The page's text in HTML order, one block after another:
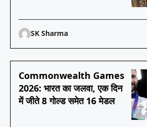
SK Sharma
Commonwealth Games
2026: भारत का जलवा, एक दिन
में जीते 8 गोल्ड समेत 16 मेडल